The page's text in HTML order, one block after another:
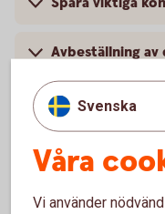
Avbeställning av
Svenska
Våra
Vi använder